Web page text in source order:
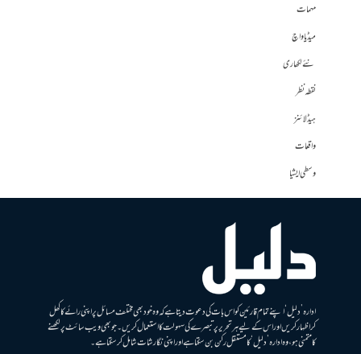
مہمات
میڈیا واچ
نئے لکھاری
نقطہ نظر
ہیڈلائنز
واقعات
وسطی ایشیا
ادارہ ’دلیل‘ اپنے تمام قارئین کو اس بات کی دعوت دیتا ہے کہ وہ خود بھی مختلف مسائل پر اپنی رائے کا کھل
کر اظہار کریں اور اس کے لیے ہر تحریر پر تبصرے کی سہولت کا استعمال کریں۔ جو بھی ویب سائٹ پر لکھنے
کا متمنی ہو، وہ ادارہ ’دلیل‘ کا مستقل رکن بن سکتا ہے اور اپنی نگارشات شامل کرسکتا ہے۔